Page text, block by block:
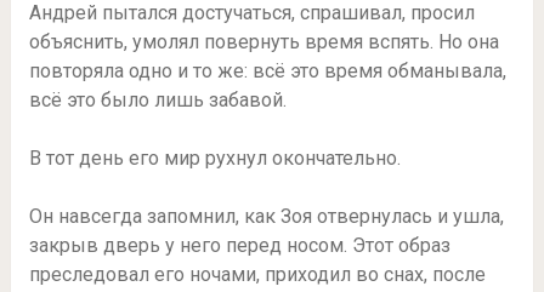
Андрей пытался достучаться, спрашивал, просил
объяснить, умолял повернуть время вспять. Но она
повторяла одно и то же: всё это время обманывала,
всё это было лишь забавой.
В тот день его мир рухнул окончательно.
Он навсегда запомнил, как Зоя отвернулась и ушла,
закрыв дверь у него перед носом. Этот образ
преследовал его ночами, приходил во снах, после